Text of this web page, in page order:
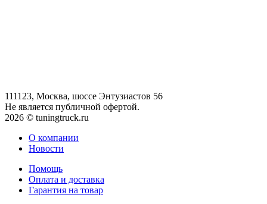
111123, Москва, шоссе Энтузиастов 56
Не является публичной офертой.
2026 © tuningtruck.ru
О компании
Новости
Помощь
Оплата и доставка
Гарантия на товар